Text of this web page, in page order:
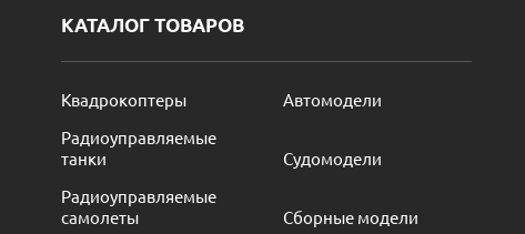
КАТАЛОГ ТОВАРОВ
Квадрокоптеры
Автомодели
Радиоуправляемые
танки
Судомодели
Радиоуправляемые
самолеты
Сборные модели